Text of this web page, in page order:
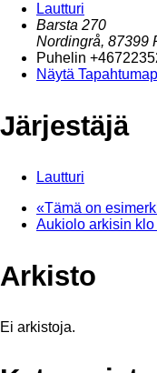
Lautturi
Barsta 270
Nordingrå, 87399
Puhelin
Näytä
Järjestäjä
Lautturi
«Tämä on
Aukiolo arkisin klo
Arkisto
Ei arkistoja.